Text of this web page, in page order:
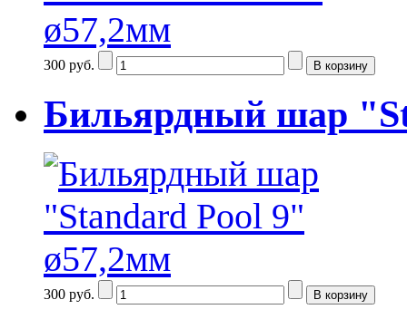
300 руб.
Бильярдный шар
300 руб.